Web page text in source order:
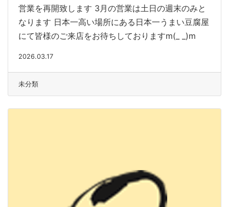
営業を再開致します 3月の営業は土日の週末のみと
なります 日本一高い場所にある日本一うまい豆腐屋
にて皆様のご来店をお待ちしておりますm(_ _)m
2026.03.17
未分類